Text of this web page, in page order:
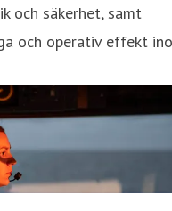
och säkerhet, samt
och operativ effekt